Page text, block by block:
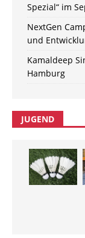
Spezial“ im
NextGen
und
Kamaldeep
Hamburg
JUGEND